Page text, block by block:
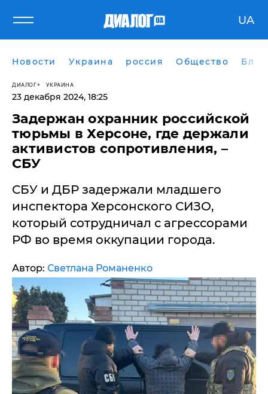
UA
Новости Украина россия Общество
ДИАЛОГ УКРАИНА
23 декабря 2024, 18:25
Задержан охранник российской
тюрьмы в Херсоне, где держали
активистов сопротивления, –
СБУ
СБУ и ДБР задержали младшего
инспектора Херсонского СИЗО,
который сотрудничал с агрессорами
РФ во время оккупации города.
Автор: Светлана Романенко